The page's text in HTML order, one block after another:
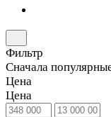
Фильтр
Сначала
Цена
Цена